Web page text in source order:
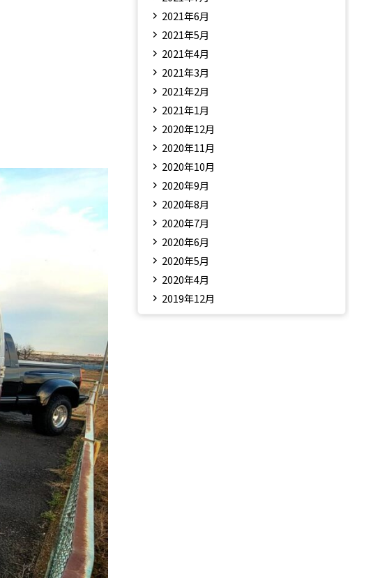
2021年6月
2021年5月
2021年4月
2021年3月
2021年2月
2021年1月
2020年12月
2020年11月
2020年10月
2020年9月
2020年8月
2020年7月
2020年6月
2020年5月
2020年4月
2019年12月